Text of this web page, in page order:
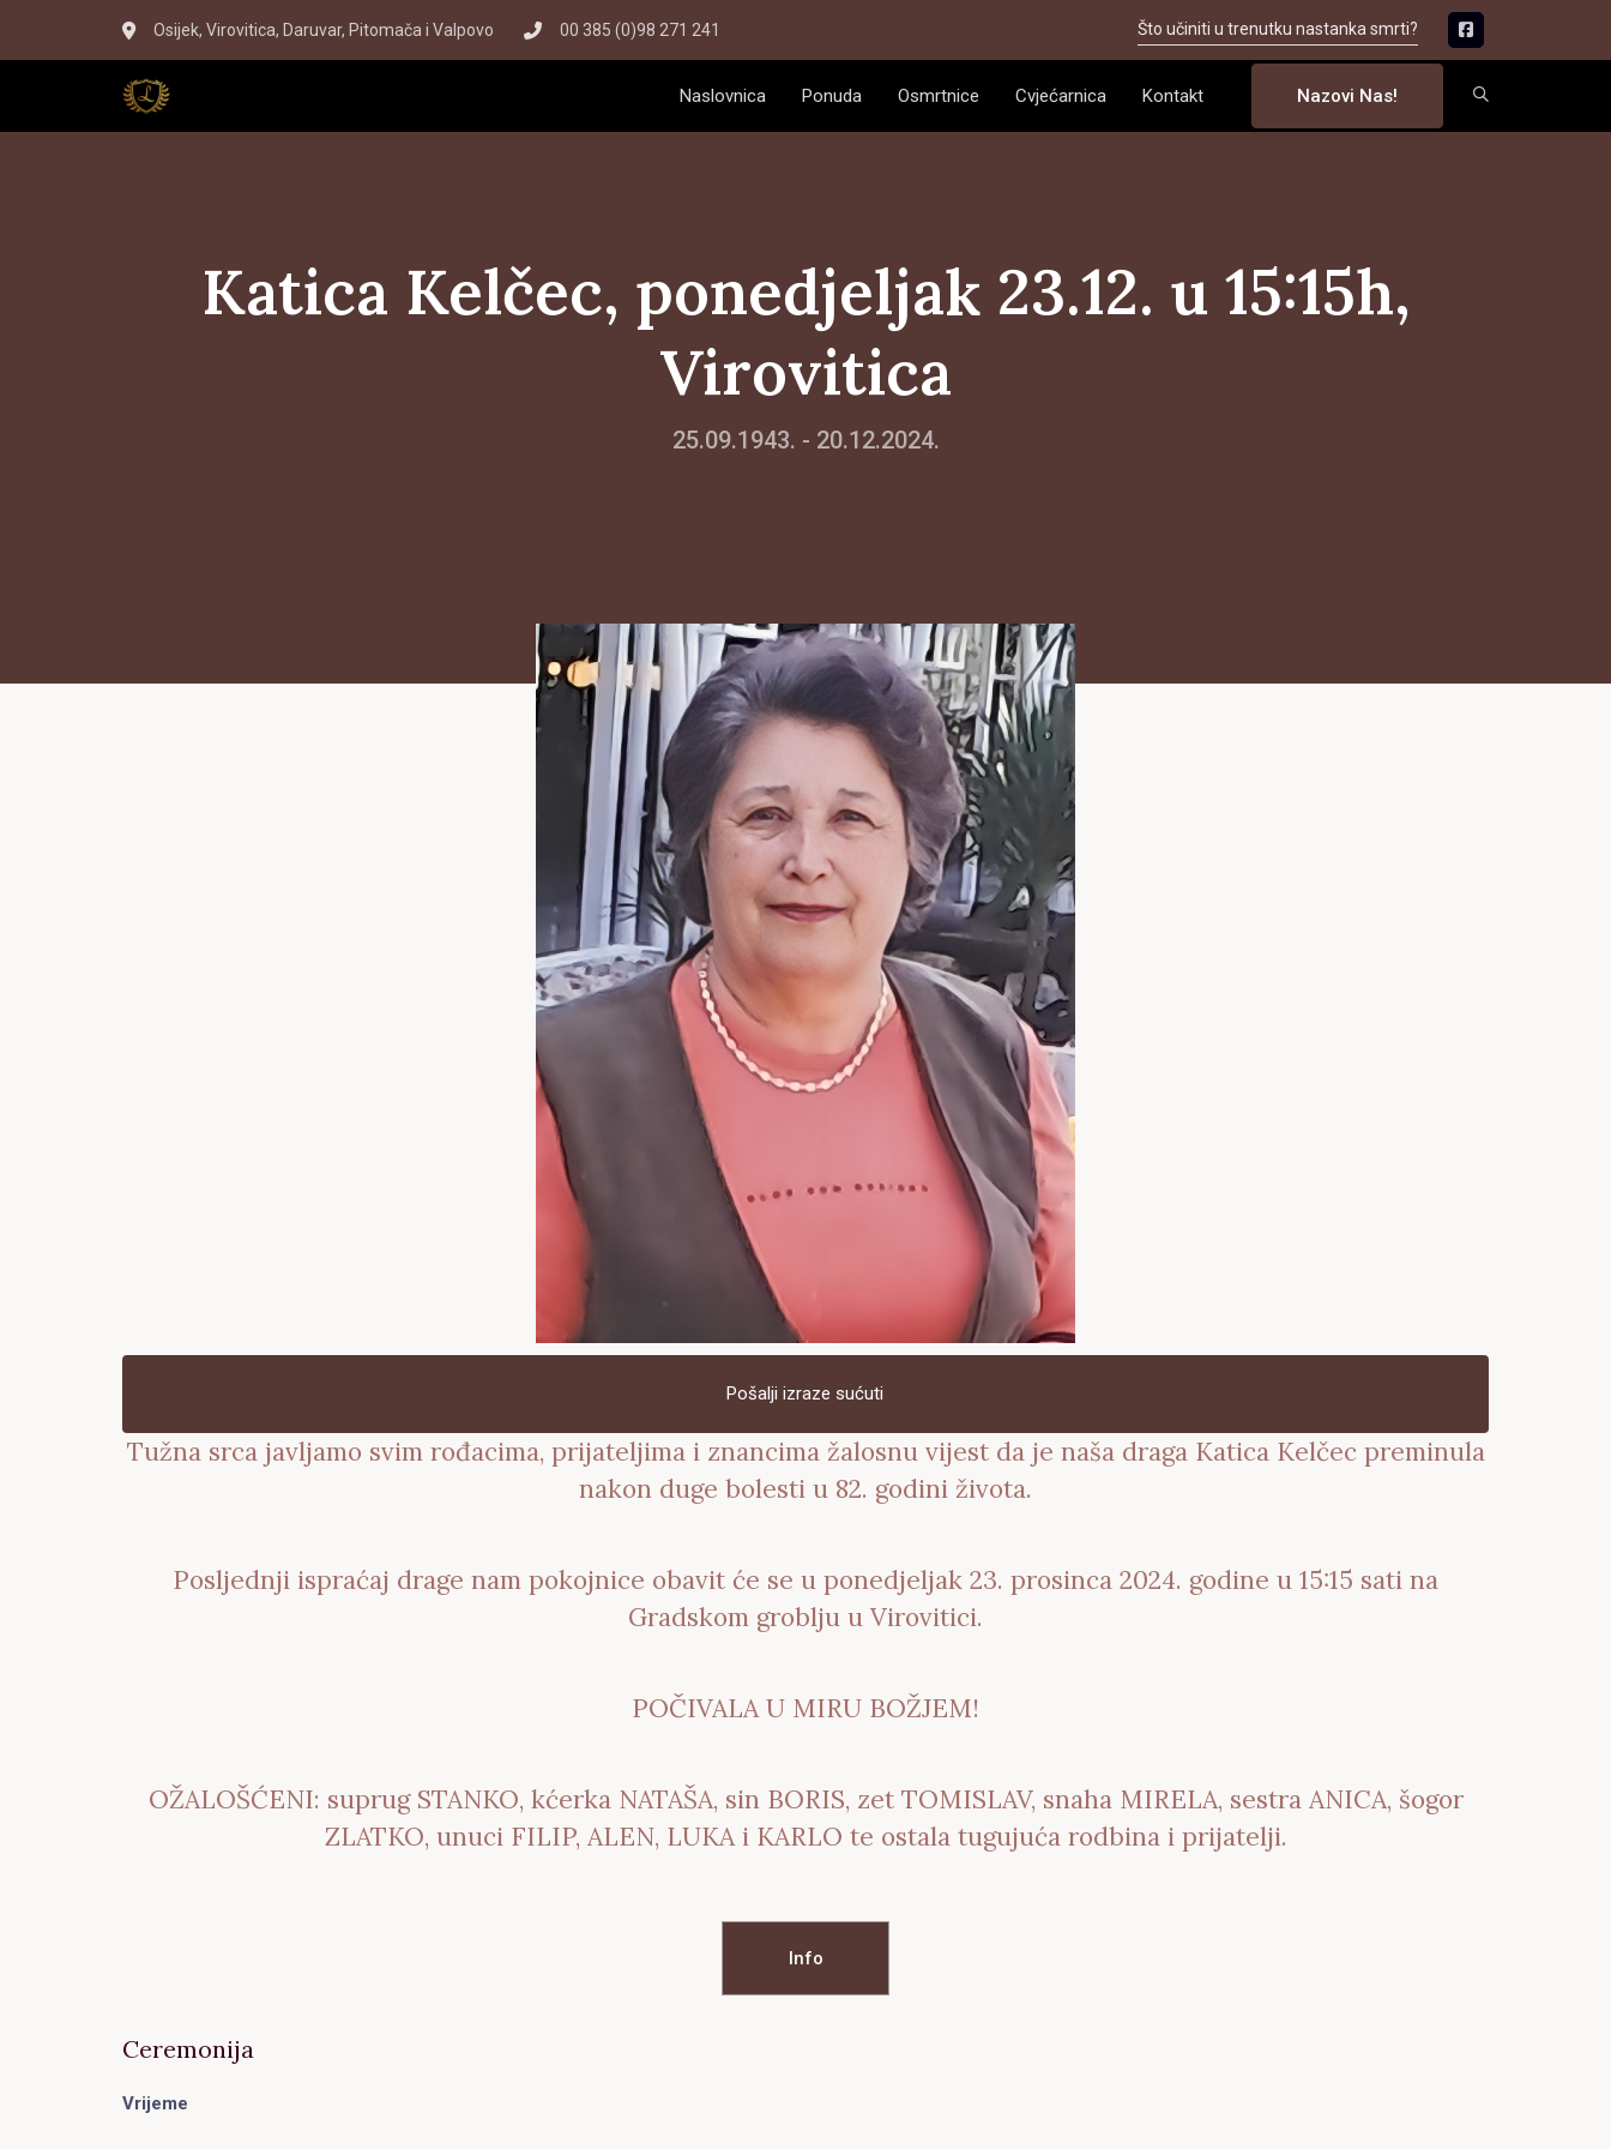
Osijek, Virovitica, Daruvar, Pitomača i Valpovo 00 385 (0)98 271 241 Što učiniti u trenutku nastanka smrti?
Naslovnica Ponuda Osmrtnice Cvjećarnica Kontakt Nazovi Nas!
Katica Kelčec, ponedjeljak 23.12. u 15:15h,
Virovitica
25.09.1943. - 20.12.2024.
Pošalji izraze sućuti
Tužna srca javljamo svim rođacima, prijateljima i znancima žalosnu vijest da je naša draga Katica Kelčec preminula
nakon duge bolesti u 82. godini života.
Posljednji ispraćaj drage nam pokojnice obavit će se u ponedjeljak 23. prosinca 2024. godine u 15:15 sati na
Gradskom groblju u Virovitici.
POČIVALA U MIRU BOŽJEM!
OŽALOŠĆENI: suprug STANKO, kćerka NATAŠA, sin BORIS, zet TOMISLAV, snaha MIRELA, sestra ANICA, šogor
ZLATKO, unuci FILIP, ALEN, LUKA i KARLO te ostala tugujuća rodbina i prijatelji.
Info
Ceremonija
Vrijeme